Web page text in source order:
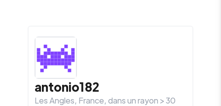
antonio182
Les Angles, France, dans un rayon >30